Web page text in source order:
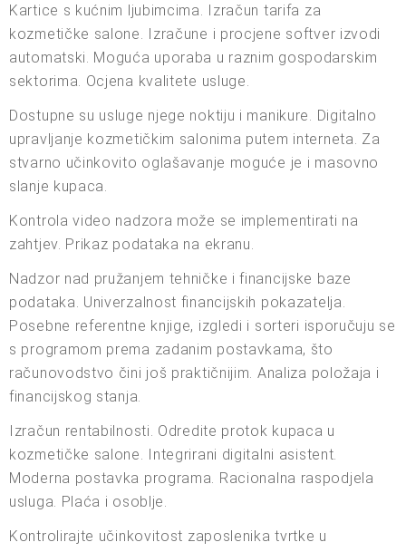
Kartice s kućnim ljubimcima. Izračun tarifa za
kozmetičke salone. Izračune i procjene softver izvodi
automatski. Moguća uporaba u raznim gospodarskim
sektorima. Ocjena kvalitete usluge.
Dostupne su usluge njege noktiju i manikure. Digitalno
upravljanje kozmetičkim salonima putem interneta. Za
stvarno učinkovito oglašavanje moguće je i masovno
slanje kupaca.
Kontrola video nadzora može se implementirati na
zahtjev. Prikaz podataka na ekranu.
Nadzor nad pružanjem tehničke i financijske baze
podataka. Univerzalnost financijskih pokazatelja.
Posebne referentne knjige, izgledi i sorteri isporučuju se
s programom prema zadanim postavkama, što
računovodstvo čini još praktičnijim. Analiza položaja i
financijskog stanja.
Izračun rentabilnosti. Odredite protok kupaca u
kozmetičke salone. Integrirani digitalni asistent.
Moderna postavka programa. Racionalna raspodjela
usluga. Plaća i osoblje.
Kontrolirajte učinkovitost zaposlenika tvrtke u